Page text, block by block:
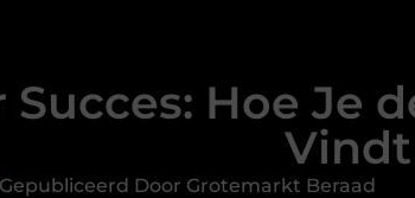
Succes: Hoe Je
Vindt
Gepubliceerd Door Grotemarkt Beraad